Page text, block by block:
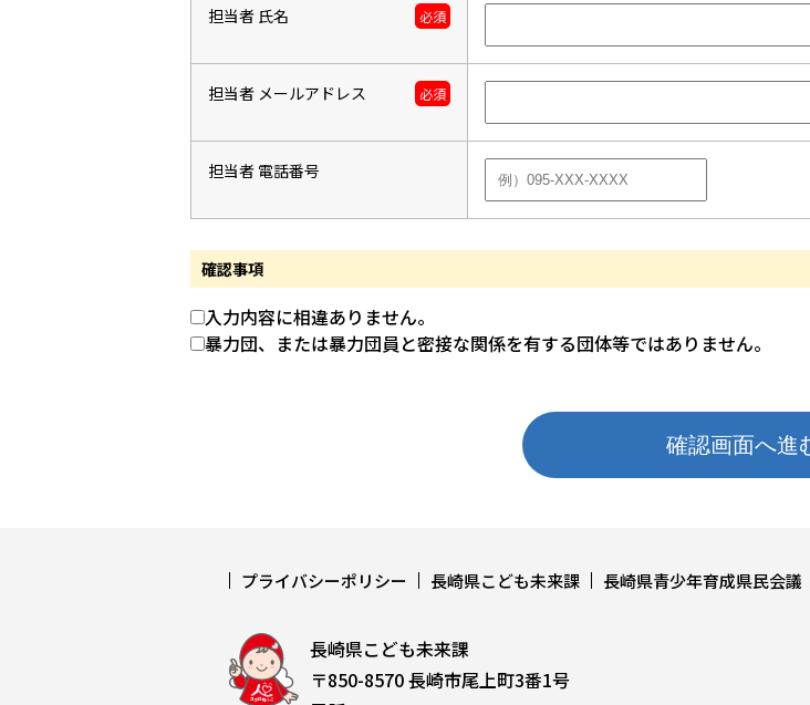
担当者 氏名 必須
担当者 メールアドレス 必須
担当者 電話番号
確認事項
入力内容に相違ありません。
暴力団、または暴力団員と密接な関係を有する団体等ではありません。
プライバシーポリシー 長崎県こども未来課 長崎県青少年育成県民会議
長崎県こども未来課
〒850-8570 長崎市尾上町3番1号